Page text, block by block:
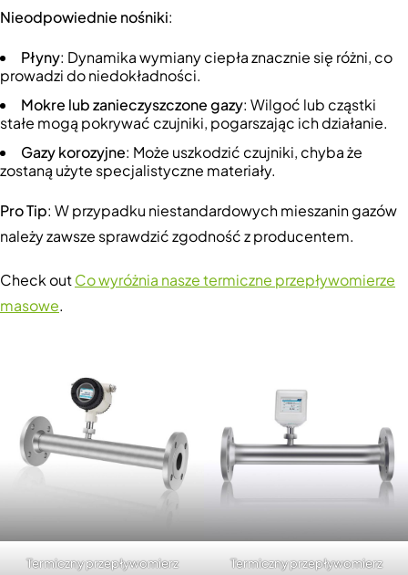
Nieodpowiednie nośniki:
Płyny: Dynamika wymiany ciepła znacznie się różni, co
prowadzi do niedokładności.
Mokre lub zanieczyszczone gazy: Wilgoć lub cząstki
stałe mogą pokrywać czujniki, pogarszając ich działanie.
Gazy korozyjne: Może uszkodzić czujniki, chyba że
zostaną użyte specjalistyczne materiały.
Pro Tip: W przypadku niestandardowych mieszanin gazów
należy zawsze sprawdzić zgodność z producentem.
Check outCo wyróżnia nasze termiczne przepływomierze
masowe.
Termiczny przepływomierz
Termiczny przepływomierz